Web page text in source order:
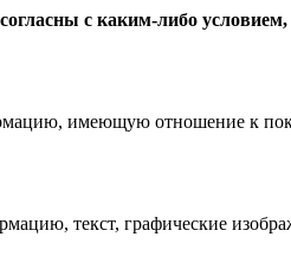
с каким-либо
имеющую отношение к
текст, графические